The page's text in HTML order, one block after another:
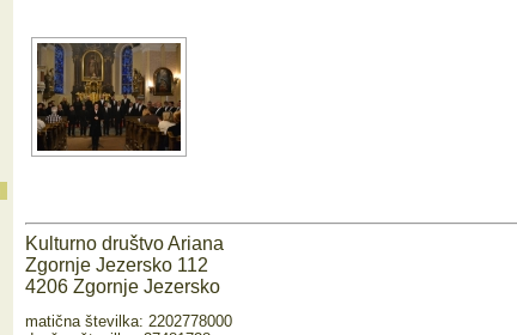
Kulturno društvo Ariana
Zgornje Jezersko 112
4206 Zgornje Jezersko
matična številka: 2202778000